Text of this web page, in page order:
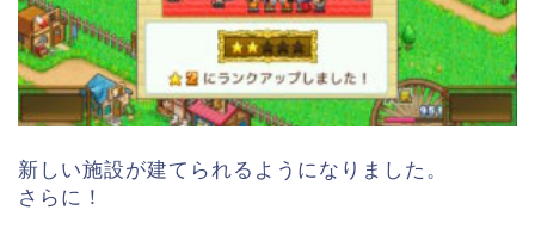
新しい施設が建てられるようになりました。
さらに！